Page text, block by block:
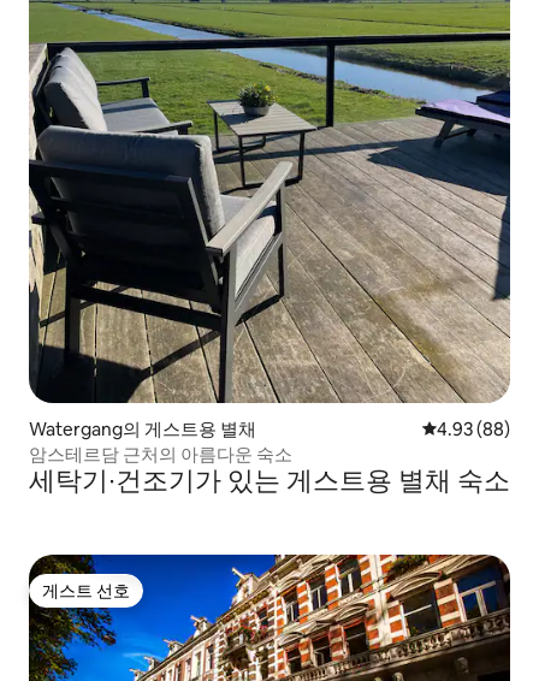
Watergang의 게스트용 별채 평점 4.93점(5
4.93 (88)
암스테르담 근처의 아름다운 숙소
세탁기∙건조기가 있는 게스트용 별채 숙소
게스트 선호
게스트 선호